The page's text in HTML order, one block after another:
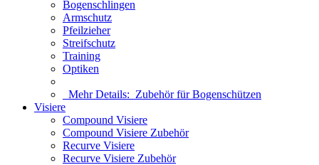
Bogenschlingen
Armschutz
Pfeilzieher
Streifschutz
Training
Optiken
Mehr Details: Zubehör für Bogenschützen
Visiere
Compound Visiere
Compound Visiere Zubehör
Recurve Visiere
Recurve Visiere Zubehör